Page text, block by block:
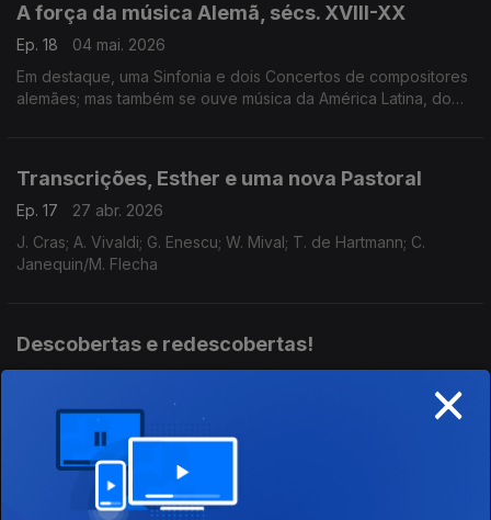
A força da música Alemã, sécs. XVIII-XX
Ep. 18
04 mai. 2026
Em destaque, uma Sinfonia e dois Concertos de compositores
alemães; mas também se ouve música da América Latina, do
Transcrições, Esther e uma nova Pastoral
Ep. 17
27 abr. 2026
J. Cras; A. Vivaldi; G. Enescu; W. Mival; T. de Hartmann; C.
Janequin/M. Flecha
Descobertas e redescobertas!
Ep. 16
20 abr. 2026
J. Raff; C. McDowall; M. Reger/A. Schoenberg; G. Bacewicz; M.
Martines; A. Pärt
A América de Reich e Stoessel; a Europa de
×